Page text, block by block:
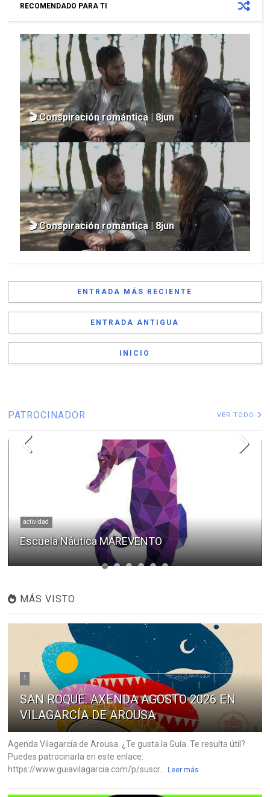
RECOMENDADO PARA TI
🎬 Conspiración romántica | 8jun
🎬 Conspiración romántica | 8jun
ENTRADA MÁS RECIENTE
ENTRADA ANTIGUA
INICIO
PATROCINADOR VER TODO
actividad
Escuela Náutica MAREVENTO
MÁS VISTO
1
SAN ROQUE. AXENDA AGOSTO 2026 EN
VILAGARCÍA DE AROUSA
Agenda Vilagarcía de Arousa. ¿Te gusta la Guía. Te resulta útil?
Puedes patrocinarla en este enlace:
https://www.guiavilagarcia.com/p/suscr... Leer más